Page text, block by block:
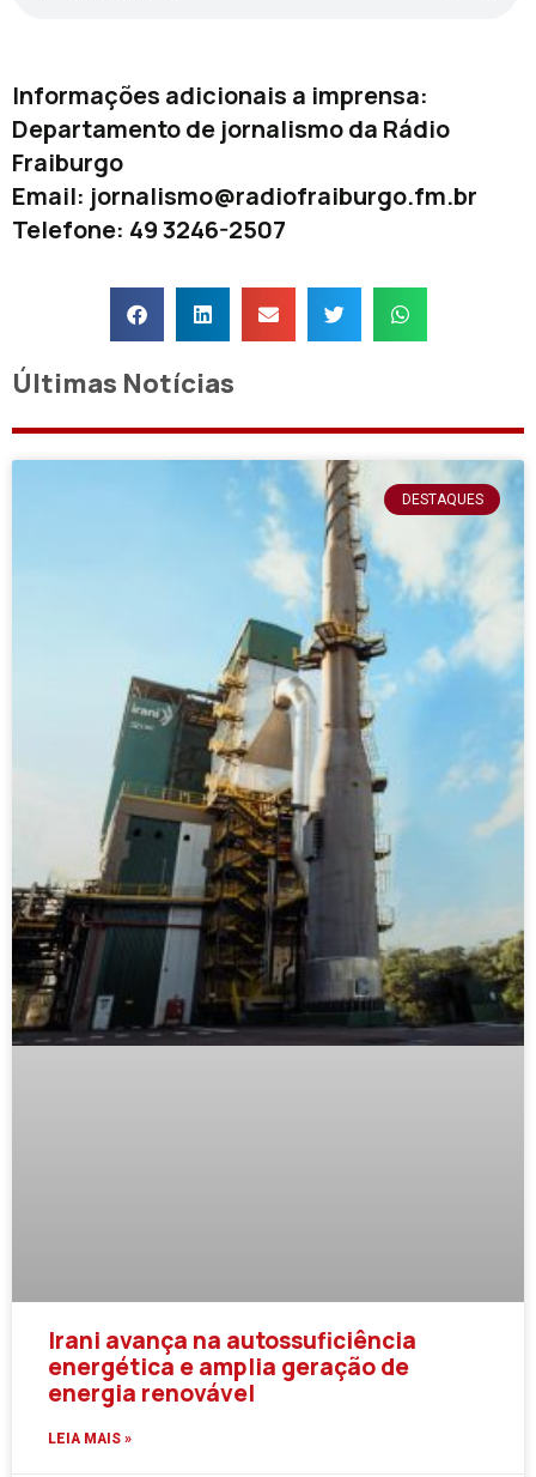
Informações adicionais a imprensa:
Departamento de jornalismo da Rádio
Fraiburgo
Email: jornalismo@radiofraiburgo.fm.br
Telefone: 49 3246-2507
Últimas Notícias
DESTAQUES
Irani avança na autossuficiência
energética e amplia geração de
energia renovável
LEIA MAIS »